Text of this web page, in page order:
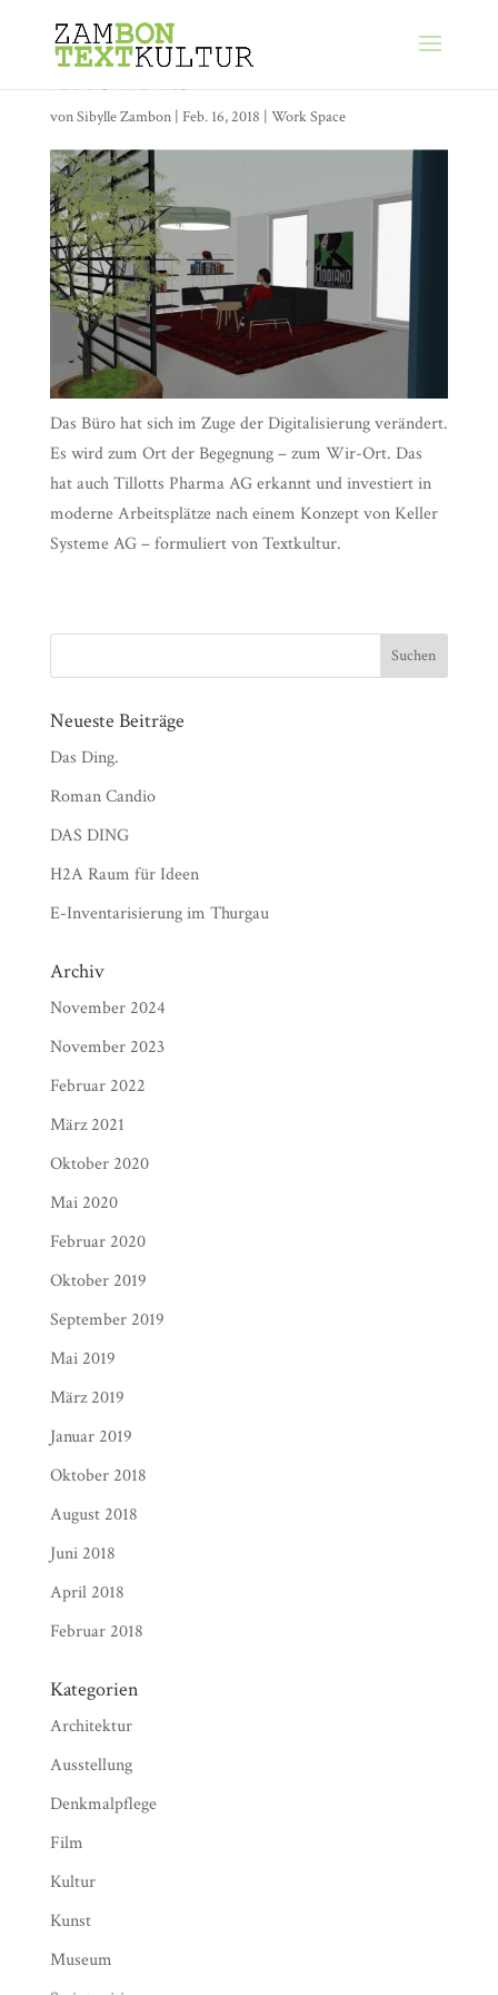
Let’s do it!
vonSibylle Zambon| Feb. 16, 2018 | Work Space
Das Büro hat sich im Zuge der Digitalisierung verändert.
Es wird zum Ort der Begegnung – zum Wir-Ort. Das
hat auch Tillotts Pharma AG erkannt und investiert in
moderne Arbeitsplätze nach einem Konzept von Keller
Systeme AG – formuliert von Textkultur.
Neueste Beiträge
Das Ding.
Roman Candio
DAS DING
H2A Raum für Ideen
E-Inventarisierung im Thurgau
Archiv
November 2024
November 2023
Februar 2022
März 2021
Oktober 2020
Mai 2020
Februar 2020
Oktober 2019
September 2019
Mai 2019
März 2019
Januar 2019
Oktober 2018
August 2018
Juni 2018
April 2018
Februar 2018
Kategorien
Architektur
Ausstellung
Denkmalpflege
Film
Kultur
Kunst
Museum